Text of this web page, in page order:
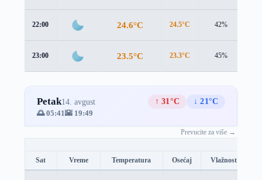
22:00 24.6°C 24.5°C 42%
23:00 23.5°C 23.3°C 45%
Petak14. avgust ↑ 31°C
↓ 21°C
🌅 05:41🌇 19:49
Prevucite za više →
Sat Vreme Temperatura Osećaj Vlažnost